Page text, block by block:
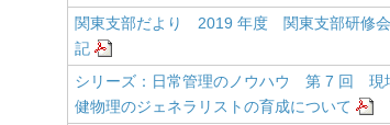
関東支部だより 2019 年度 関東支部研修
記
シリーズ：日常管理のノウハウ 第 7 回 現
健物理のジェネラリストの育成について